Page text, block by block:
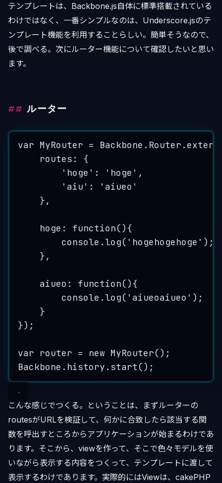
テンプレートは、Backbone.js自体に標準搭載されている
わけではなく、一番シンプルなのは、Underscore.jsのテ
ンプレート機能を利用することらしい。簡単そうなので、
後で調べる。次にルーター機能について確認したいと思い
ます。
ルーター
var MyRouter = Backbone . Router . extend
routes :
{
' hoge ' : ' hoge ' ,
' aiu ' : ' aiueo '
},
hoge : function(){
console .log( ' hogehogehoge ' ) ;
},
aiueo : function(){
console .log( ' aiueoaiueo ' ) ;
}
});
var router = new MyRouter();
Backbone . history . start ();
こんな感じでつくる。ということは、まずルーターの
routesがURLを検証して、何かに合致したら該当する関
数を呼出すところからアプリケーションが始まるわけであ
ります。そこから、viewを作って、そこで色々モデルを使
いながら表示する内容をつくって、テンプレートに渡して
表示するわけであります。実際的にはViewは、cakePHP